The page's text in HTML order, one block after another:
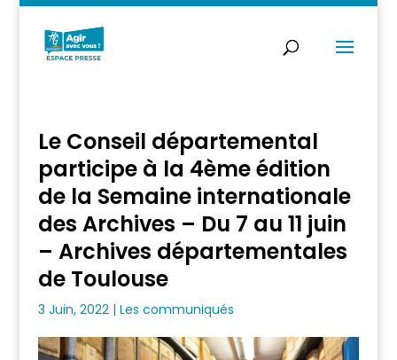
Le Conseil départemental
participe à la 4ème édition
de la Semaine internationale
des Archives – Du 7 au 11 juin
– Archives départementales
de Toulouse
3 Juin, 2022| Les communiqués